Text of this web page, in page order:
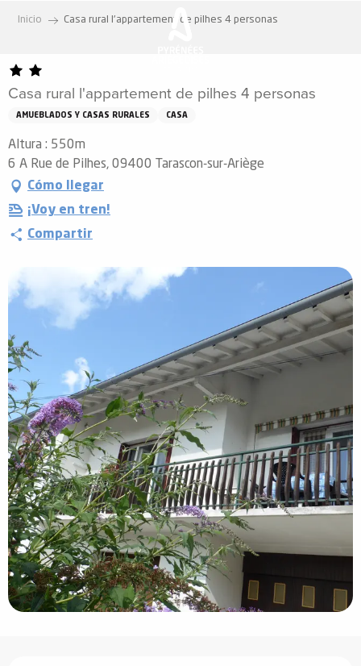
principal
Inicio Casa rural l'appartement de pilhes 4 personas
Casa rural l'appartement de pilhes 4 personas
AMUEBLADOS Y CASAS RURALES CASA
Altura : 550m
6 A Rue de Pilhes, 09400 Tarascon-sur-Ariège
Cómo llegar
¡Voy en tren!
Compartir